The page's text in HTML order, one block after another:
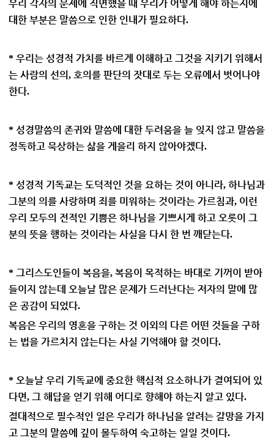
우리 각자의 문제에 직면했을 때 우리가 어떻게 해야 하는지에
대한 부분은 말씀으로 인한 인내가 필요하다.
* 우리는 성경적 가치를 바르게 이해하고 그것을 지키기 위해서
는 사람의 선의 , 호의를 판단의 잣대로 두는 오류에서 벗어나야
한다.
* 성경말씀의 존귀와 말씀에 대한 두려움을 늘 잊지 않고 말씀을
정독하고 묵상하는 삶을 게을리 하지 않아야겠다.
* 성경적 기독교는 도덕적인 것을 요하는 것이 아니라, 하나님과
그분의 의를 사랑하며 죄를 미워하는 것이라는 가르침과, 이런
우리 모두의 전적인 기쁨은 하나님을 기쁘시게 하고 오롯이 그
분의 뜻을 행하는 것이라는 사실을 다시 한 번 깨닫는다.
* 그리스도인들이 복음을, 복음이 목적하는 바대로 기꺼이 받아
들이지 않는데 오늘날 많은 문제가 드러난다는 저자의 말에 많
은 공감이 되었다.
복음은 우리의 영혼을 구하는 것 이외의 다른 어떤 것들을 구하
는 법을 가르치지 않는다는 사실 기억해야 할 것이다.
* 오늘날 우리 기독교에 중요한 핵심적 요소하나가 결여되어 있
다면, 그 해답을 얻기 위해 어디로 향해야 하는지 알고 있다.
절대적으로 필수적인 일은 우리가 하나님을 알려는 갈망을 가지
고 그분의 말씀에 깊이 몰두하여 숙고하는 일일 것이다.